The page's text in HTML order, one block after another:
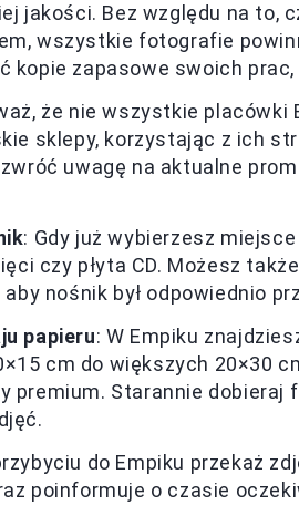
jakości. Bez względu na to,
wszystkie fotografie
kopie zapasowe swoich
że nie wszystkie placówki
sklepy, korzystając z ich
uwagę na aktualne
: Gdy już wybierzesz
czy płyta CD. Możesz
nośnik był odpowiednio
papieru: W Empiku
cm do większych 20×30
premium. Starannie dobieraj
do Empiku przekaż
poinformuje o czasie